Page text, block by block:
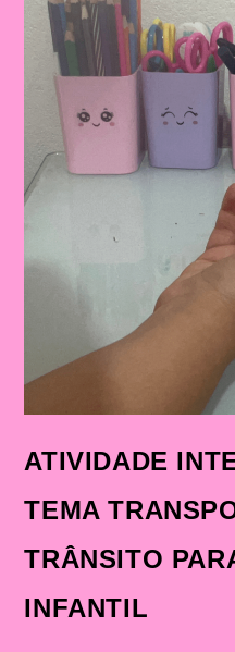
ATIVIDADE
TEMA
TRÂNSITO
INFANTIL